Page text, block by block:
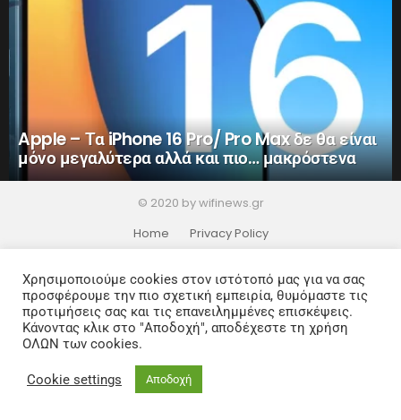
Apple – Τα iPhone 16 Pro/ Pro Max δε θα είναι
μόνο μεγαλύτερα αλλά και πιο… μακρόστενα
© 2020 by wifinews.gr
Home
Privacy Policy
Χρησιμοποιούμε cookies στον ιστότοπό μας για να σας
προσφέρουμε την πιο σχετική εμπειρία, θυμόμαστε τις
προτιμήσεις σας και τις επανειλημμένες επισκέψεις.
Κάνοντας κλικ στο "Αποδοχή", αποδέχεστε τη χρήση
ΟΛΩΝ των cookies.
Cookie settings Αποδοχή